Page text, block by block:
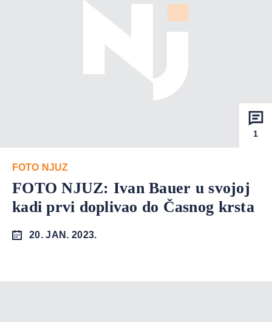
1
FOTO NJUZ
FOTO NJUZ: Ivan Bauer u svojoj
kadi prvi doplivao do Časnog krsta
20. JAN. 2023.